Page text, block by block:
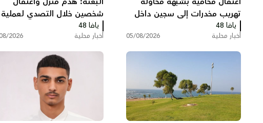
تهريب مخدرات إلى سجين داخل
السجن
يافا 48
أخبار محلية 05/08/2026
شخصين خلال التصدي لعملية
الهدم
يافا 48
أخبار محلية 2026